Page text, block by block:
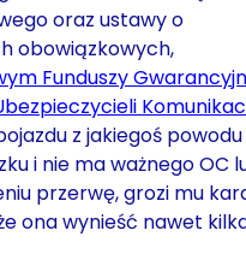
oraz ustawy o
obowiązkowych,
Funduszy
z jakiegoś
i nie ma ważnego OC
przerwę, grozi mu
ona wynieść nawet